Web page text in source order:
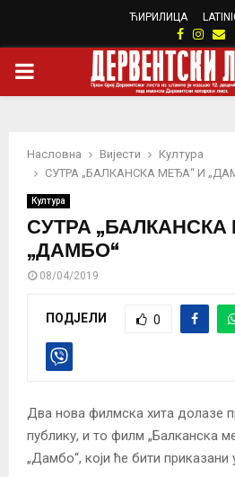
ЋИРИЛИЦА
Facebook
PRIMARY
Насловна Вијести
Култура
СУТРА „БАЛКАНСКА МЕЂА“ И
Култура
СУТРА „БАЛКАНСКА
„ДАМБО“
08/04/2019
ПОДЈЕЛИ 0
Два нова филмска хита долазе
публику, и то филм „Балканска
„Дамбо“, који ће бити приказани